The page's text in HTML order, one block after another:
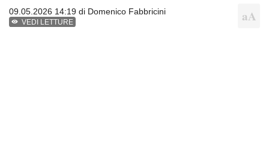
09.05.2026 14:19 di Domenico Fabbricini
VEDI LETTURE